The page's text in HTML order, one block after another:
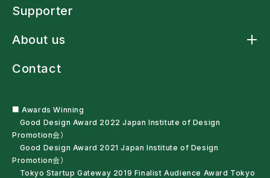
アームスリング標準型
Arm Strap Shirt
多機能レインウェア
ペットボトルオープナー
Supporter
About us
News
Contact
■ Awards Winning
Good Design Award 2022 Japan Institute of Design
Promotion会）
Good Design Award 2021 Japan Institute of Design
Promotion会）
Tokyo Startup Gateway 2019 Finalist Audience Award Tokyo